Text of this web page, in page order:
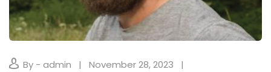
By - admin
November 28, 2023